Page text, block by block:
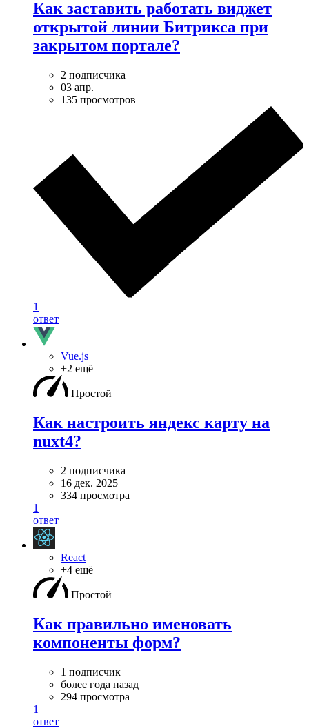
Как заставить работать виджет
открытой линии Битрикса при
закрытом портале?
2 подписчика
03 апр.
135 просмотров
1
ответ
Vue.js
+2 ещё
Простой
Как настроить яндекс карту на
nuxt4?
2 подписчика
16 дек. 2025
334 просмотра
1
ответ
React
+4 ещё
Простой
Как правильно именовать
компоненты форм?
1 подписчик
более года назад
294 просмотра
1
ответ